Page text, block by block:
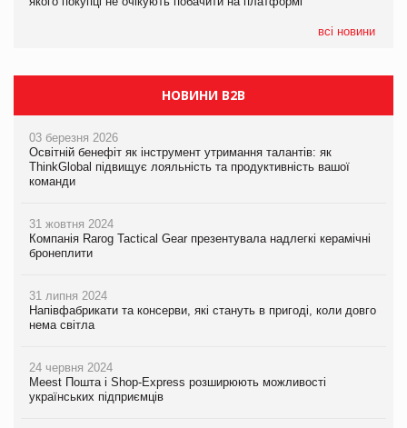
всі новини
НОВИНИ B2B
03 березня 2026
Освітній бенефіт як інструмент утримання талантів: як
ThinkGlobal підвищує лояльність та продуктивність вашої
команди
31 жовтня 2024
Компанія Rarog Tactical Gear презентувала надлегкі керамічні
бронеплити
31 липня 2024
Напівфабрикати та консерви, які стануть в пригоді, коли довго
нема світла
24 червня 2024
Meest Пошта і Shop-Express розширюють можливості
українських підприємців